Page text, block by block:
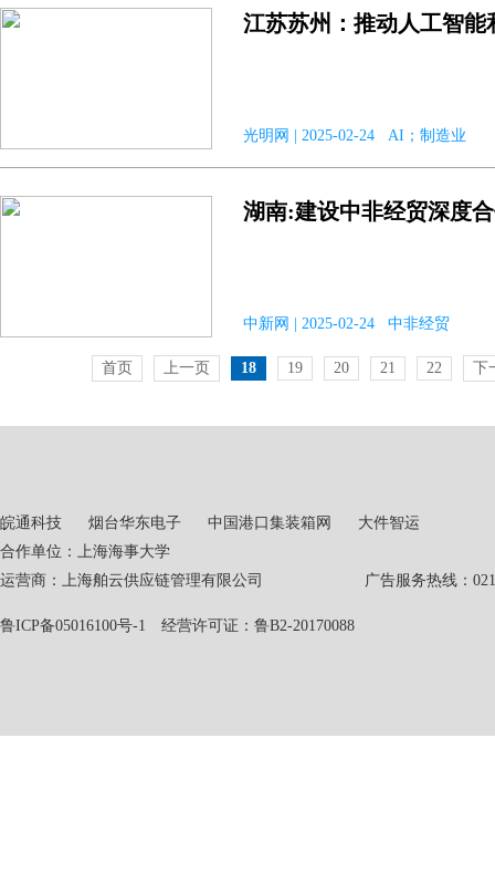
江苏苏州：推动人工智能
光明网 | 2025-02-24 AI；制造业
湖南:建设中非经贸深度
中新网 | 2025-02-24 中非经贸
首页 上一页 18 19 20 21 22 下
皖通科技 烟台华东电子 中国港口集装箱网
大件智运
合作单位：上海海事大学
运营商：上海舶云供应链管理有限公司 广告服务热线：021-
鲁ICP备05016100号-1 经营许可证：鲁B2-20170088